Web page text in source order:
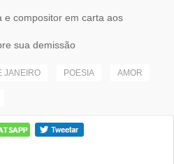
e compositor em carta aos
sua demissão
JANEIRO POESIA AMOR